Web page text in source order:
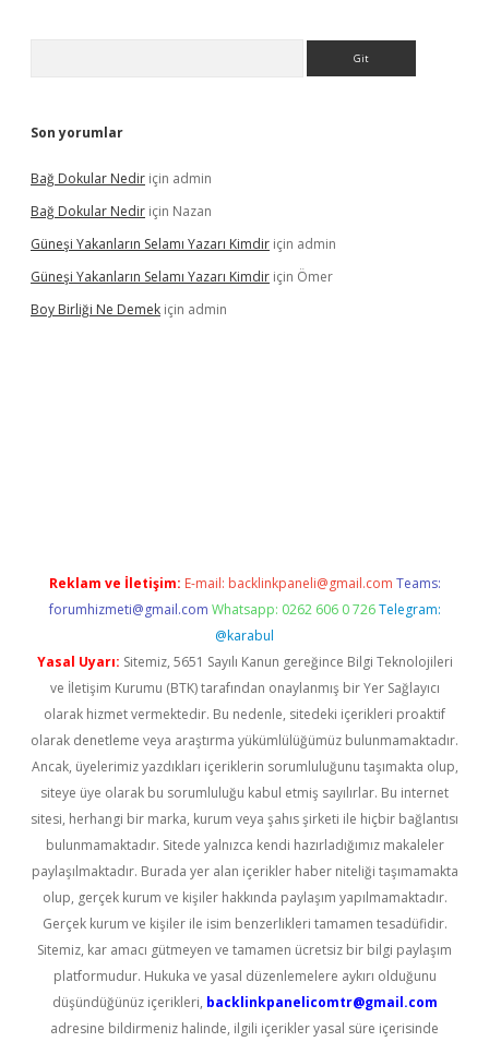
Son yorumlar
Bağ Dokular Nedir için admin
Bağ Dokular Nedir için Nazan
Güneşi Yakanların Selamı Yazarı Kimdir için admin
Güneşi Yakanların Selamı Yazarı Kimdir için Ömer
Boy Birliği Ne Demek için admin
Reklam ve İletişim: E-mail: backlinkpaneli@gmail.com Teams:
forumhizmeti@gmail.com Whatsapp: 0262 606 0 726 Telegram:
@karabul
Yasal Uyarı: Sitemiz, 5651 Sayılı Kanun gereğince Bilgi Teknolojileri
ve İletişim Kurumu (BTK) tarafından onaylanmış bir Yer Sağlayıcı
olarak hizmet vermektedir. Bu nedenle, sitedeki içerikleri proaktif
olarak denetleme veya araştırma yükümlülüğümüz bulunmamaktadır.
Ancak, üyelerimiz yazdıkları içeriklerin sorumluluğunu taşımakta olup,
siteye üye olarak bu sorumluluğu kabul etmiş sayılırlar. Bu internet
sitesi, herhangi bir marka, kurum veya şahıs şirketi ile hiçbir bağlantısı
bulunmamaktadır. Sitede yalnızca kendi hazırladığımız makaleler
paylaşılmaktadır. Burada yer alan içerikler haber niteliği taşımamakta
olup, gerçek kurum ve kişiler hakkında paylaşım yapılmamaktadır.
Gerçek kurum ve kişiler ile isim benzerlikleri tamamen tesadüfidir.
Sitemiz, kar amacı gütmeyen ve tamamen ücretsiz bir bilgi paylaşım
platformudur. Hukuka ve yasal düzenlemelere aykırı olduğunu
düşündüğünüz içerikleri, backlinkpanelicomtr@gmail.com
adresine bildirmeniz halinde, ilgili içerikler yasal süre içerisinde